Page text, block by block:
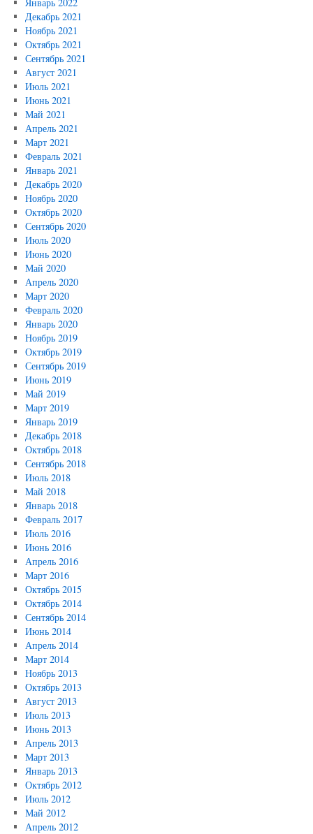
Декабрь 2021
Ноябрь 2021
Октябрь 2021
Сентябрь 2021
Август 2021
Июль 2021
Июнь 2021
Май 2021
Апрель 2021
Март 2021
Февраль 2021
Январь 2021
Декабрь 2020
Ноябрь 2020
Октябрь 2020
Сентябрь 2020
Июль 2020
Июнь 2020
Май 2020
Апрель 2020
Март 2020
Февраль 2020
Январь 2020
Ноябрь 2019
Октябрь 2019
Сентябрь 2019
Июнь 2019
Май 2019
Март 2019
Январь 2019
Декабрь 2018
Октябрь 2018
Сентябрь 2018
Июль 2018
Май 2018
Январь 2018
Февраль 2017
Июль 2016
Июнь 2016
Апрель 2016
Март 2016
Октябрь 2015
Октябрь 2014
Сентябрь 2014
Июнь 2014
Апрель 2014
Март 2014
Ноябрь 2013
Октябрь 2013
Август 2013
Июль 2013
Июнь 2013
Апрель 2013
Март 2013
Январь 2013
Октябрь 2012
Июль 2012
Май 2012
Апрель 2012